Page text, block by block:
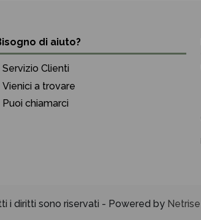
di aiuto?
Servizio Clienti
Vienici a trovare
Puoi chiamarci
i diritti sono riservati - Powered by Netrise